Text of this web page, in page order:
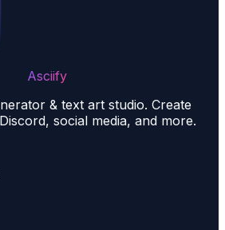
Asciify
& text art studio. Create
social media, and more.